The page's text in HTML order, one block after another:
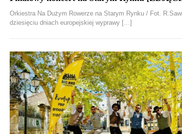
Orkiestra Na Dużym Rowerze na Starym Rynku / Fot.
dziesięciu dniach europejskiej wyprawy […]